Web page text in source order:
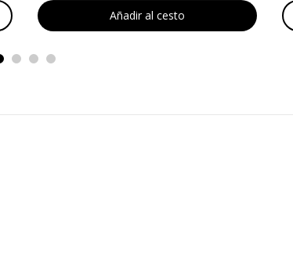
Añadir al cesto